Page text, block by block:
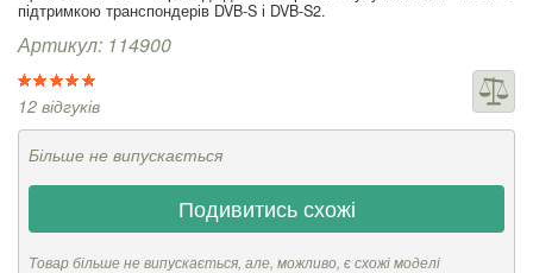
підтримкою транспондерів DVB-S і DVB-S2.
Артикул: 114900
12 відгуків
Більше не випускається
Подивитись схожі
Товар більше не випускається, але, можливо, є схожі моделі